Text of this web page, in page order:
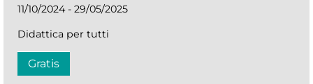
11/10/2024 - 29/05/2025
Didattica per tutti
Gratis